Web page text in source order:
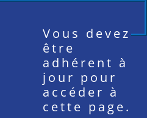
Vous devez
être
adhérent à
jour pour
accéder à
cette page.